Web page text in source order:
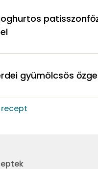
gyümölcsös